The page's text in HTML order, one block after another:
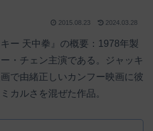
2015.08.23 2024.03.28
ー 天中拳』の概要：1978年製
・チェン主演である。ジャッキ
で由緒正しいカンフー映画に彼
カルさを混ぜた作品。